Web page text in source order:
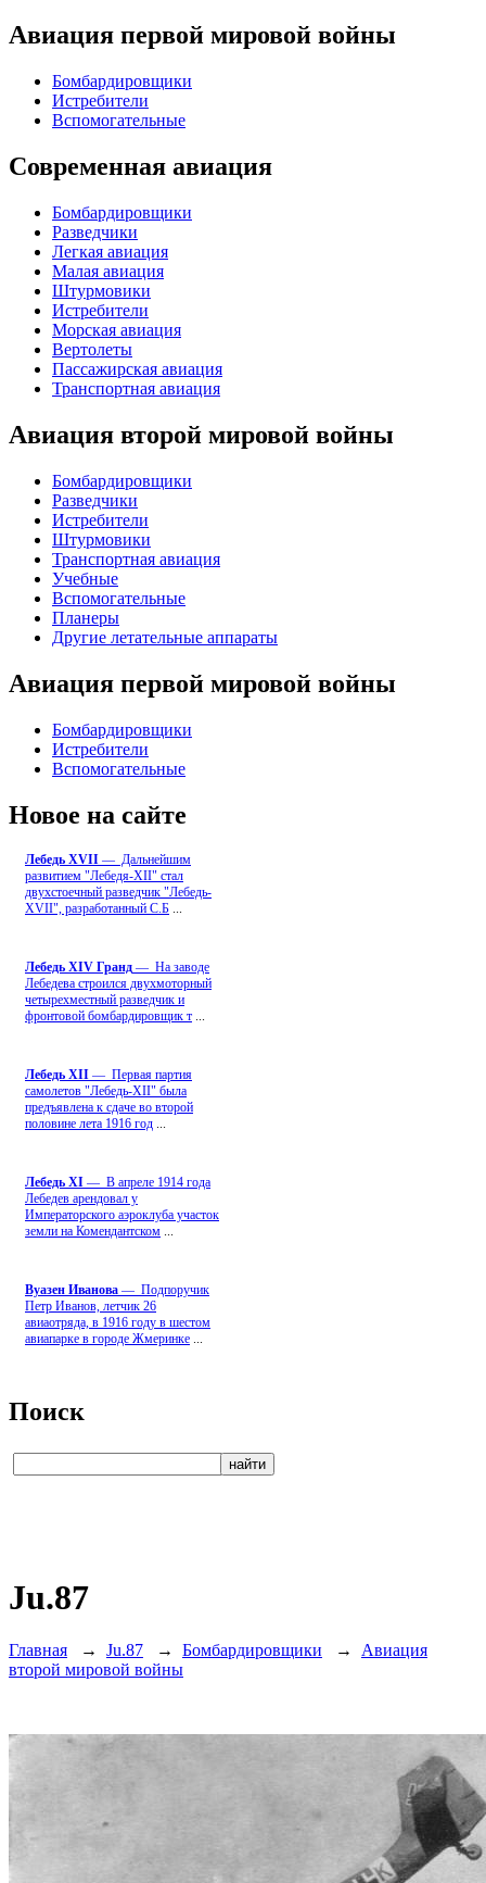
Авиация первой мировой войны
Бомбардировщики
Истребители
Вспомогательные
Современная авиация
Бомбардировщики
Разведчики
Легкая авиация
Малая авиация
Штурмовики
Истребители
Морская авиация
Вертолеты
Пассажирская авиация
Транспортная авиация
Авиация второй мировой войны
Бомбардировщики
Разведчики
Истребители
Штурмовики
Транспортная авиация
Учебные
Вспомогательные
Планеры
Другие летательные аппараты
Авиация первой мировой войны
Бомбардировщики
Истребители
Вспомогательные
Новое на сайте
Лебедь ХVII — Дальнейшим
развитием "Лебедя-ХII" стал
двухстоечный разведчик "Лебедь-
XVII", разработанный С.Б
Лебедь ХIV Гранд — На заводе
Лебедева строился двухмоторный
четырехместный разведчик и
фронтовой бомбардировщик т
Лебедь ХII — Первая партия
самолетов "Лебедь-ХII" была
предъявлена к сдаче во второй
половине лета 1916 год
Лебедь ХI — В апреле 1914 года
Лебедев арендовал у
Императорского аэроклуба участок
земли на Комендантском
Вуазен Иванова — Подпоручик
Петр Иванов, летчик 26
авиаотряда, в 1916 году в шестом
авиапарке в городе Жмеринке
Поиск
Ju.87
Главная → Ju.87 → Бомбардировщики → Авиация
второй мировой войны